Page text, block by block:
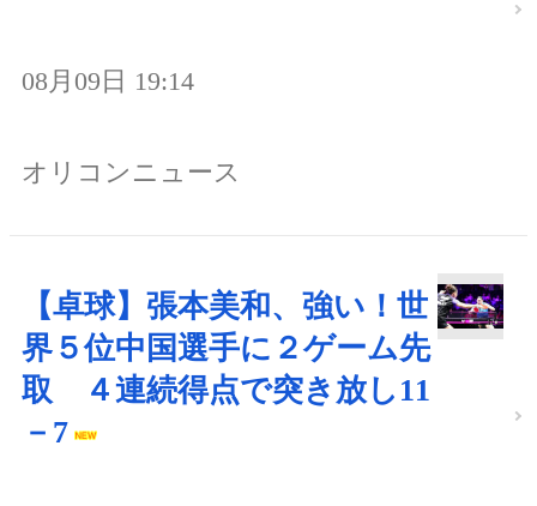
08月09日 19:14
オリコンニュース
【卓球】張本美和、強い！世
界５位中国選手に２ゲーム先
取 ４連続得点で突き放し11
－7